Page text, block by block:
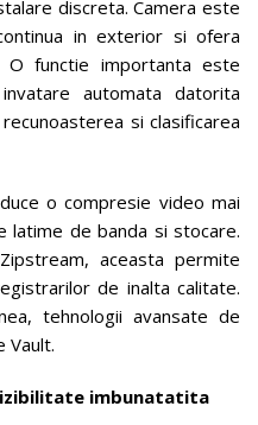
discreta. Camera este
in exterior si ofera
functie importanta este
automata datorita
si clasificarea
o compresie video mai
latime de banda si stocare.
aceasta permite
de inalta calitate.
tehnologii avansate de
Vault.
imbunatatita